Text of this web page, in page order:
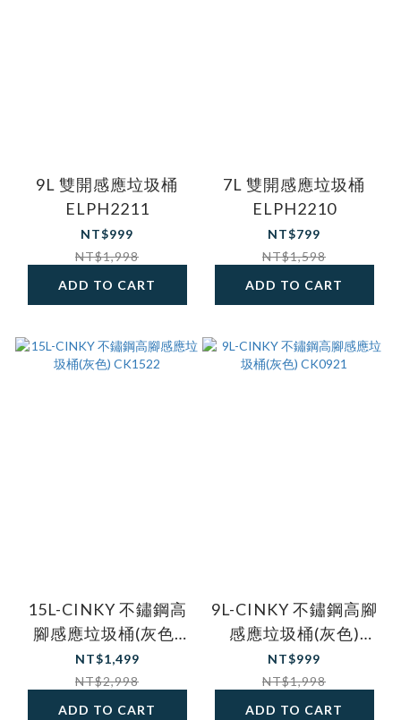
9L 雙開感應垃圾桶
ELPH2211
NT$999
NT$1,998
ADD TO CART
7L 雙開感應垃圾桶
ELPH2210
NT$799
NT$1,598
ADD TO CART
15L-CINKY 不鏽鋼高
腳感應垃圾桶(灰色)
CK1522
NT$1,499
NT$2,998
ADD TO CART
9L-CINKY 不鏽鋼高腳
感應垃圾桶(灰色)
CK0921
NT$999
NT$1,998
ADD TO CART